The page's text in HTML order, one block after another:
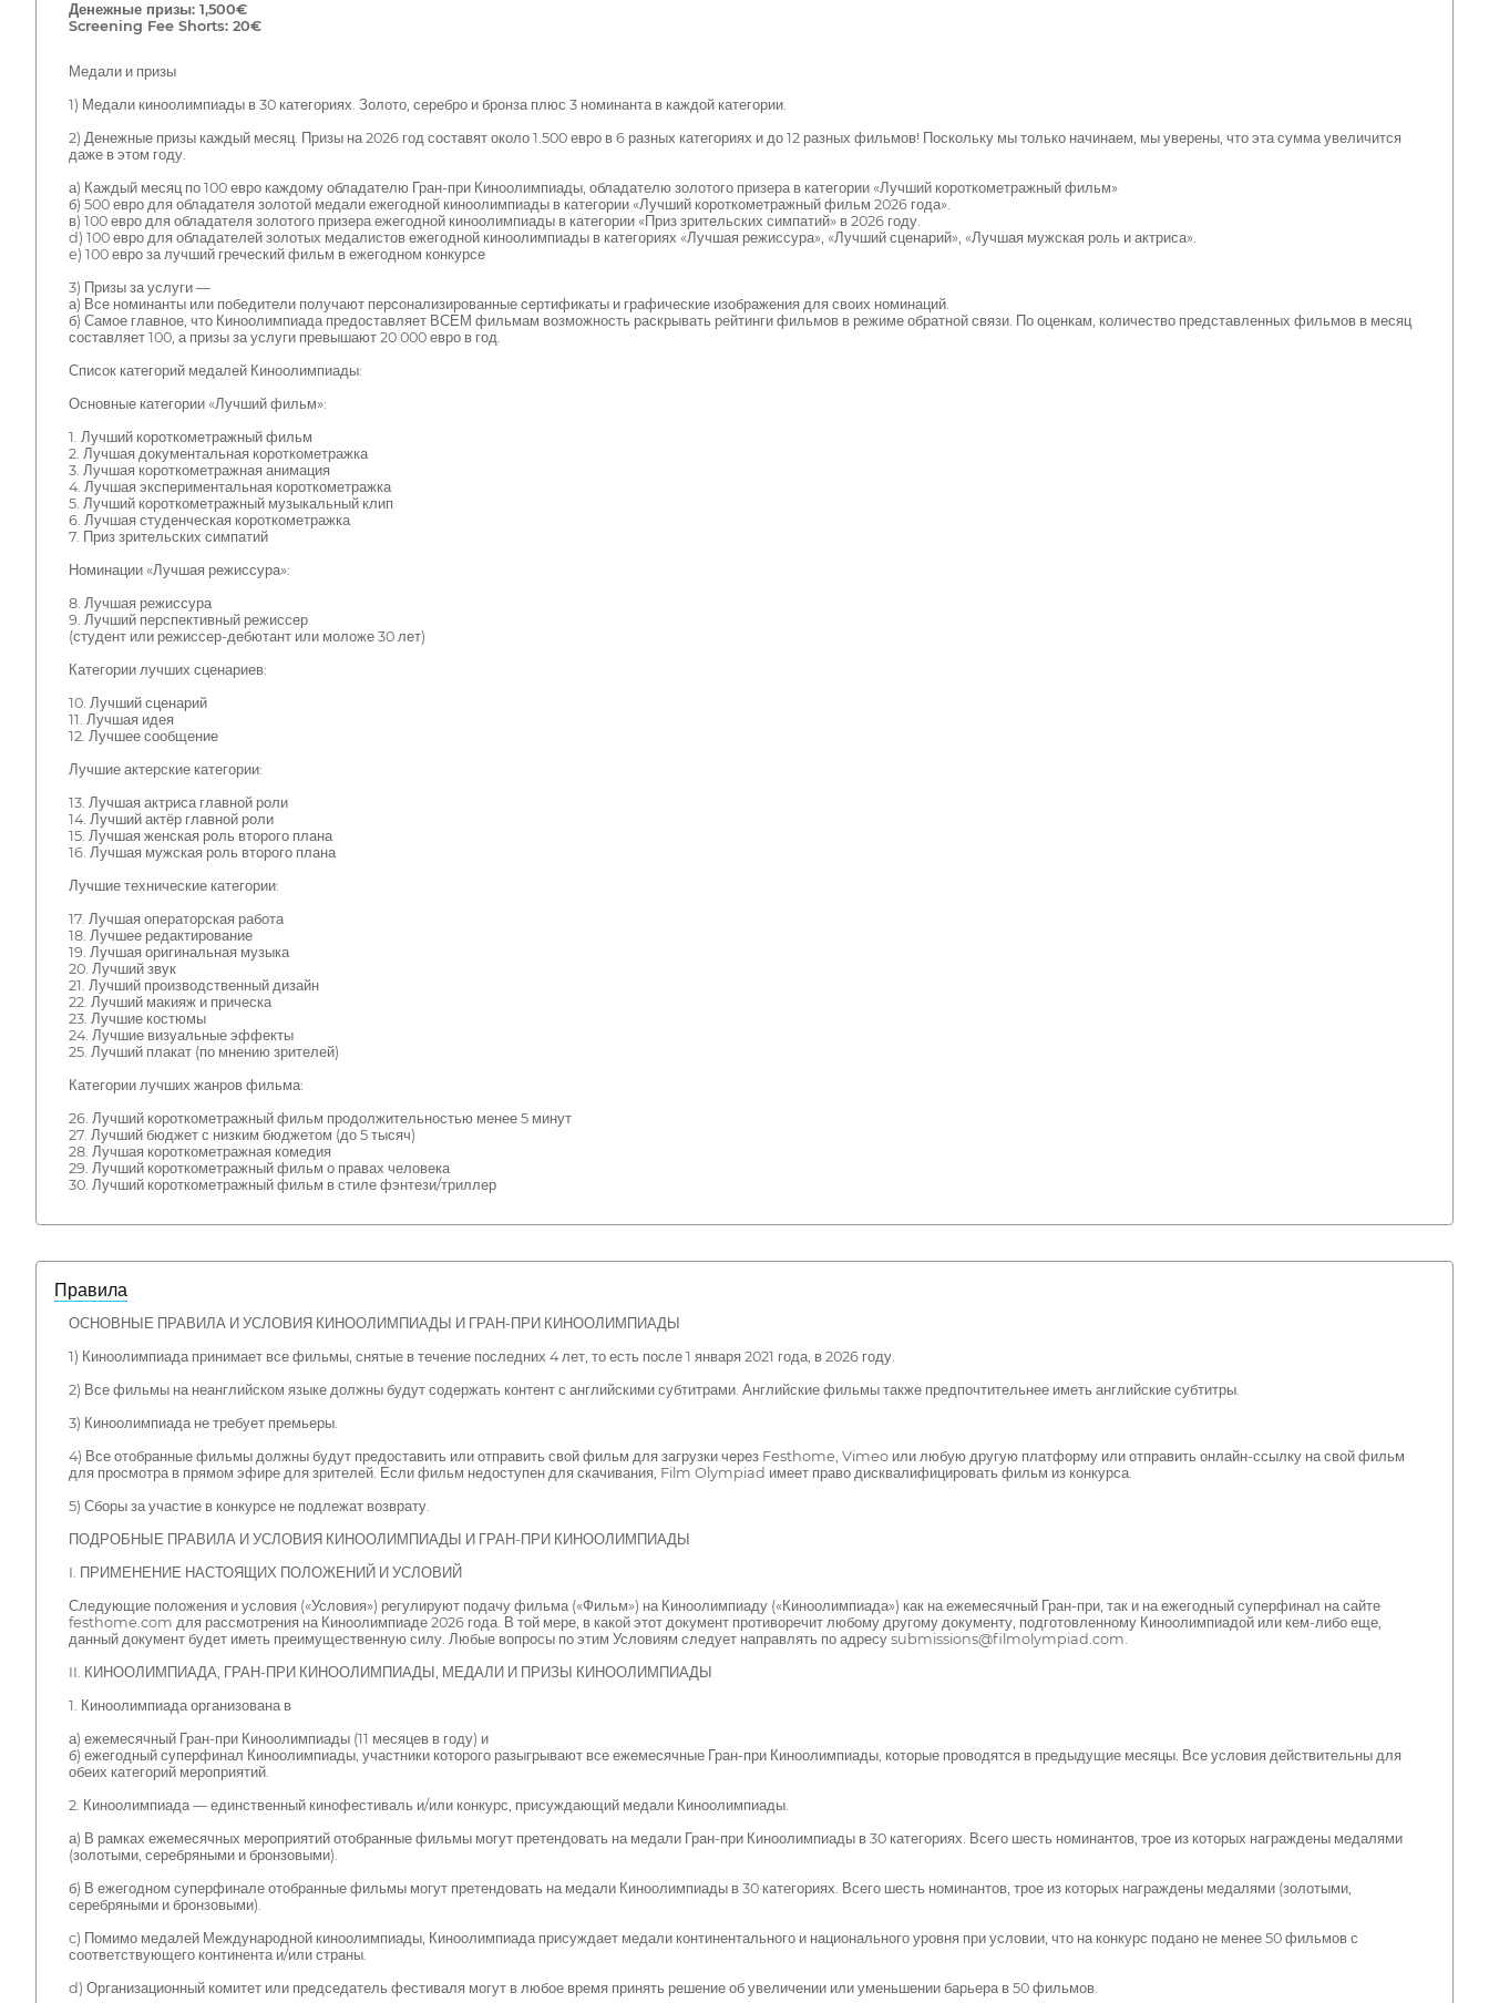
Денежные призы: 1,500€
Screening Fee Shorts: 20€
Медали и призы
1) Медали киноолимпиады в 30 категориях. Золото, серебро и бронза плюс 3 номинанта в каждой категории.
2) Денежные призы каждый месяц. Призы на 2026 год составят около 1.500 евро в 6 разных категориях и до 12 разных фильмов! Поскольку мы только начинаем, мы уверены, что эта сумма увеличится
даже в этом году.
а) Каждый месяц по 100 евро каждому обладателю Гран-при Киноолимпиады, обладателю золотого призера в категории «Лучший короткометражный фильм»
б) 500 евро для обладателя золотой медали ежегодной киноолимпиады в категории «Лучший короткометражный фильм 2026 года».
в) 100 евро для обладателя золотого призера ежегодной киноолимпиады в категории «Приз зрительских симпатий» в 2026 году.
d) 100 евро для обладателей золотых медалистов ежегодной киноолимпиады в категориях «Лучшая режиссура», «Лучший сценарий», «Лучшая мужская роль и актриса».
e) 100 евро за лучший греческий фильм в ежегодном конкурсе
3) Призы за услуги —
а) Все номинанты или победители получают персонализированные сертификаты и графические изображения для своих номинаций.
б) Самое главное, что Киноолимпиада предоставляет ВСЕМ фильмам возможность раскрывать рейтинги фильмов в режиме обратной связи. По оценкам, количество представленных фильмов в месяц
составляет 100, а призы за услуги превышают 20 000 евро в год.
Список категорий медалей Киноолимпиады:
Основные категории «Лучший фильм»:
1. Лучший короткометражный фильм
2. Лучшая документальная короткометражка
3. Лучшая короткометражная анимация
4. Лучшая экспериментальная короткометражка
5. Лучший короткометражный музыкальный клип
6. Лучшая студенческая короткометражка
7. Приз зрительских симпатий
Номинации «Лучшая режиссура»:
8. Лучшая режиссура
9. Лучший перспективный режиссер
(студент или режиссер-дебютант или моложе 30 лет)
Категории лучших сценариев:
10. Лучший сценарий
11. Лучшая идея
12. Лучшее сообщение
Лучшие актерские категории:
13. Лучшая актриса главной роли
14. Лучший актёр главной роли
15. Лучшая женская роль второго плана
16. Лучшая мужская роль второго плана
Лучшие технические категории:
17. Лучшая операторская работа
18. Лучшее редактирование
19. Лучшая оригинальная музыка
20. Лучший звук
21. Лучший производственный дизайн
22. Лучший макияж и прическа
23. Лучшие костюмы
24. Лучшие визуальные эффекты
25. Лучший плакат (по мнению зрителей)
Категории лучших жанров фильма:
26. Лучший короткометражный фильм продолжительностью менее 5 минут
27. Лучший бюджет с низким бюджетом (до 5 тысяч)
28. Лучшая короткометражная комедия
29. Лучший короткометражный фильм о правах человека
30. Лучший короткометражный фильм в стиле фэнтези/триллер
Правила
ОСНОВНЫЕ ПРАВИЛА И УСЛОВИЯ КИНООЛИМПИАДЫ И ГРАН-ПРИ КИНООЛИМПИАДЫ
1) Киноолимпиада принимает все фильмы, снятые в течение последних 4 лет, то есть после 1 января 2021 года, в 2026 году.
2) Все фильмы на неанглийском языке должны будут содержать контент с английскими субтитрами. Английские фильмы также предпочтительнее иметь английские субтитры.
3) Киноолимпиада не требует премьеры.
4) Все отобранные фильмы должны будут предоставить или отправить свой фильм для загрузки через Festhome, Vimeo или любую другую платформу или отправить онлайн-ссылку на свой фильм
для просмотра в прямом эфире для зрителей. Если фильм недоступен для скачивания, Film Olympiad имеет право дисквалифицировать фильм из конкурса.
5) Сборы за участие в конкурсе не подлежат возврату.
ПОДРОБНЫЕ ПРАВИЛА И УСЛОВИЯ КИНООЛИМПИАДЫ И ГРАН-ПРИ КИНООЛИМПИАДЫ
I. ПРИМЕНЕНИЕ НАСТОЯЩИХ ПОЛОЖЕНИЙ И УСЛОВИЙ
Следующие положения и условия («Условия») регулируют подачу фильма («Фильм») на Киноолимпиаду («Киноолимпиада») как на ежемесячный Гран-при, так и на ежегодный суперфинал на сайте
festhome.com для рассмотрения на Киноолимпиаде 2026 года. В той мере, в какой этот документ противоречит любому другому документу, подготовленному Киноолимпиадой или кем-либо еще,
данный документ будет иметь преимущественную силу. Любые вопросы по этим Условиям следует направлять по адресу submissions@filmolympiad.com.
II. КИНООЛИМПИАДА, ГРАН-ПРИ КИНООЛИМПИАДЫ, МЕДАЛИ И ПРИЗЫ КИНООЛИМПИАДЫ
1. Киноолимпиада организована в
а) ежемесячный Гран-при Киноолимпиады (11 месяцев в году) и
б) ежегодный суперфинал Киноолимпиады, участники которого разыгрывают все ежемесячные Гран-при Киноолимпиады, которые проводятся в предыдущие месяцы. Все условия действительны для
обеих категорий мероприятий.
2. Киноолимпиада — единственный кинофестиваль и/или конкурс, присуждающий медали Киноолимпиады.
а) В рамках ежемесячных мероприятий отобранные фильмы могут претендовать на медали Гран-при Киноолимпиады в 30 категориях. Всего шесть номинантов, трое из которых награждены медалями
(золотыми, серебряными и бронзовыми).
б) В ежегодном суперфинале отобранные фильмы могут претендовать на медали Киноолимпиады в 30 категориях. Всего шесть номинантов, трое из которых награждены медалями (золотыми,
серебряными и бронзовыми).
c) Помимо медалей Международной киноолимпиады, Киноолимпиада присуждает медали континентального и национального уровня при условии, что на конкурс подано не менее 50 фильмов с
соответствующего континента и/или страны.
d) Организационный комитет или председатель фестиваля могут в любое время принять решение об увеличении или уменьшении барьера в 50 фильмов.